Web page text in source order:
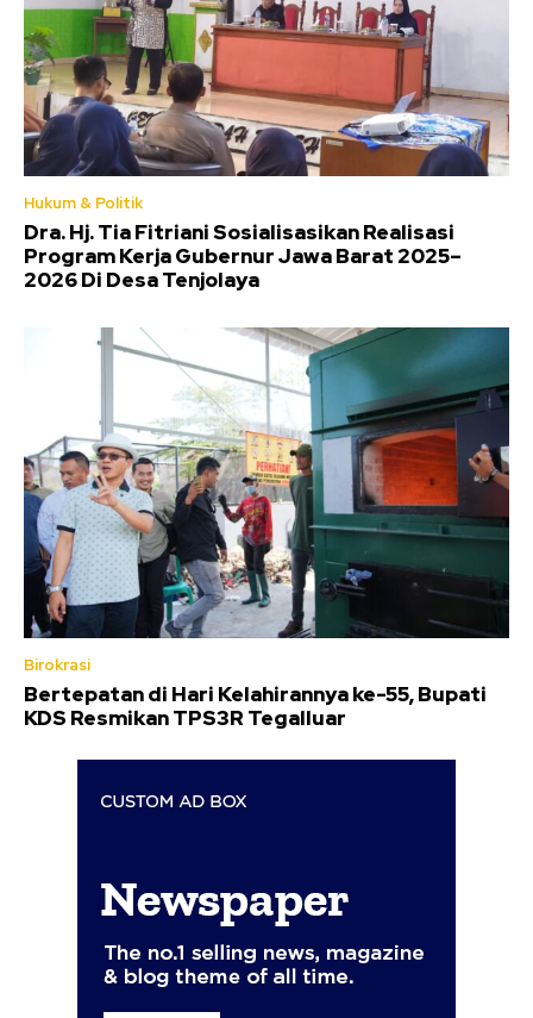
Hukum & Politik
Dra. Hj. Tia Fitriani Sosialisasikan Realisasi
Program Kerja Gubernur Jawa Barat 2025–
2026 Di Desa Tenjolaya
Birokrasi
Bertepatan di Hari Kelahirannya ke-55, Bupati
KDS Resmikan TPS3R Tegalluar